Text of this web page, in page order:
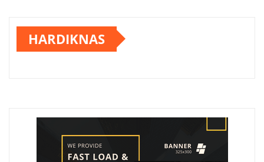
HARDIKNAS